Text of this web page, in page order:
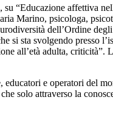
“Educazione affettiva
Marino, psicologa,
dell’Ordine
si sta svolgendo presso
all’età adulta,
e operatori del
solo attraverso la